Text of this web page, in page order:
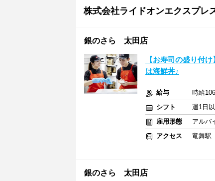
株式会社ライドオンエクスプレ
銀のさら 太田店
【お寿司の盛り付
は海鮮丼♪
給与
時給
シフト
週1日
雇用形態
アルバ
アクセス
竜舞駅
銀のさら 太田店